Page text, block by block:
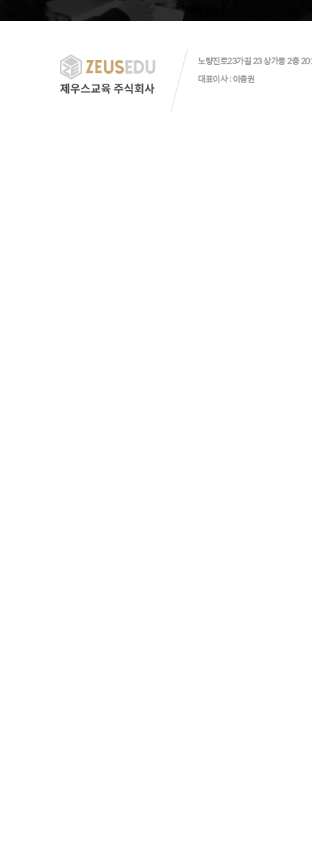
노량진로23가길 23 상가동 2층
대표이사 : 이충권